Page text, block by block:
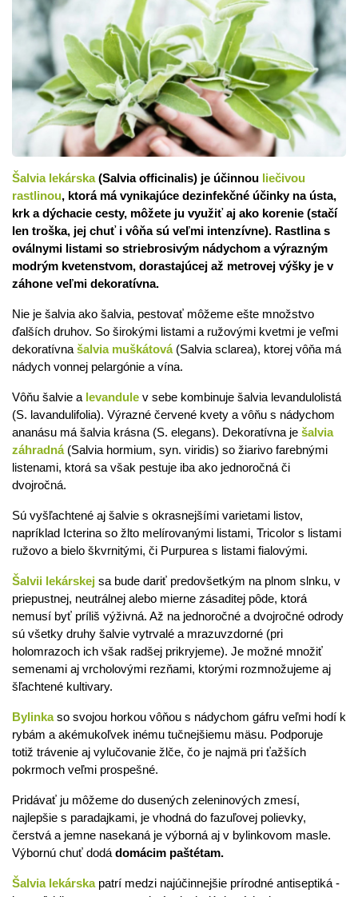
Šalvia lekárska(Salvia officinalis) je účinnou liečivou
rastlinou, ktorá má vynikajúce dezinfekčné účinky na ústa,
krk a dýchacie cesty, môžete ju využiť aj ako korenie (stačí
len troška, jej chuť i vôňa sú veľmi intenzívne). Rastlina s
oválnymi listami so striebrosivým nádychom a výrazným
modrým kvetenstvom, dorastajúcej až metrovej výšky je v
záhone veľmi dekoratívna.
Nie je šalvia ako šalvia, pestovať môžeme ešte množstvo
ďalších druhov. So širokými listami a ružovými kvetmi je veľmi
dekoratívna šalvia muškátová(Salvia sclarea), ktorej vôňa má
nádych vonnej pelargónie a vína.
Vôňu šalvie a levandule v sebe kombinuje šalvia levandulolistá
(S. lavandulifolia). Výrazné červené kvety a vôňu s nádychom
ananásu má šalvia krásna (S. elegans). Dekoratívna je šalvia
záhradná(Salvia hormium, syn. viridis) so žiarivo farebnými
listenami, ktorá sa však pestuje iba ako jednoročná či
dvojročná.
Sú vyšľachtené aj šalvie s okrasnejšími varietami listov,
napríklad Icterina so žlto melírovanými listami, Tricolor s listami
ružovo a bielo škvrnitými, či Purpurea s listami fialovými.
Šalvii lekárskej sa bude dariť predovšetkým na plnom slnku, v
priepustnej, neutrálnej alebo mierne zásaditej pôde, ktorá
nemusí byť príliš výživná. Až na jednoročné a dvojročné odrody
sú všetky druhy šalvie vytrvalé a mrazuvzdorné (pri
holomrazoch ich však radšej prikryjeme). Je možné množiť
semenami aj vrcholovými rezňami, ktorými rozmnožujeme aj
šľachtené kultivary.
Bylinkaso svojou horkou vôňou s nádychom gáfru veľmi hodí k
rybám a akémukoľvek inému tučnejšiemu mäsu. Podporuje
totiž trávenie aj vylučovanie žlče, čo je najmä pri ťažších
pokrmoch veľmi prospešné.
Pridávať ju môžeme do dusených zeleninových zmesí,
najlepšie s paradajkami, je vhodná do fazuľovej polievky,
čerstvá a jemne nasekaná je výborná aj v bylinkovom masle.
Výbornú chuť dodá domácim paštétam.
Šalvia lekárskapatrí medzi najúčinnejšie prírodné antiseptiká -